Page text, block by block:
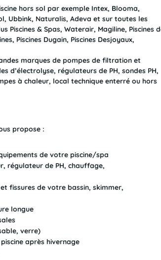
hors sol par exemple Intex, Blooma,
Ubbink, Naturalis, Adeva et sur toutes les
Piscines & Spas, Waterair, Magiline, Piscines
Piscines Dugain, Piscines Desjoyaux,
marques de pompes de filtration et
d’électrolyse, régulateurs de PH, sondes PH,
à chaleur, local technique enterré ou hors
propose :
de votre piscine/spa
régulateur de PH, chauffage,
fissures de votre bassin, skimmer,
longue
verre)
après hivernage